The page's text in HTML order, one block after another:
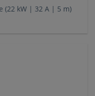
(22 kW | 32 A | 5 m)